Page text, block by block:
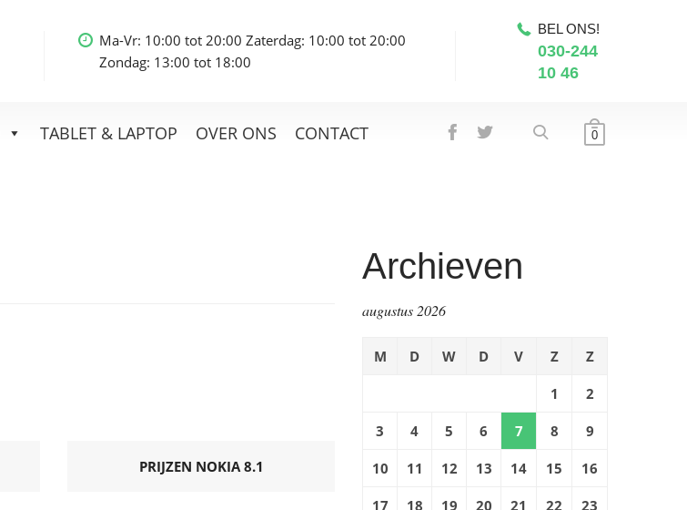
Ma-Vr: 10:00 tot 20:00 Zaterdag: 10:00 tot 20:00
Zondag: 13:00 tot 18:00
BEL ONS!
030-244
10 46
TABLET & LAPTOP OVER ONS CONTACT 0
PRIJZEN NOKIA 8.1
Archieven
augustus 2026
M D W D V Z Z
1 2
3 4 5 6 7 8 9
10 11 12 13 14 15 16
17 18 19 20 21 22 23